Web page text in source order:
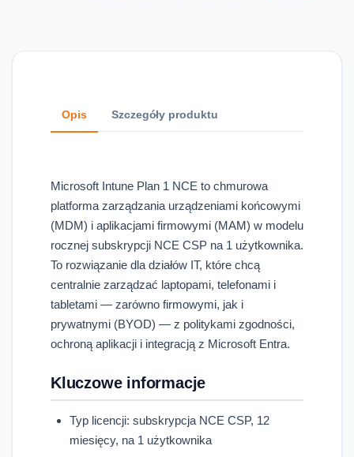
Opis Szczegóły produktu
Microsoft Intune Plan 1 NCE to chmurowa
platforma zarządzania urządzeniami końcowymi
(MDM) i aplikacjami firmowymi (MAM) w modelu
rocznej subskrypcji NCE CSP na 1 użytkownika.
To rozwiązanie dla działów IT, które chcą
centralnie zarządzać laptopami, telefonami i
tabletami — zarówno firmowymi, jak i
prywatnymi (BYOD) — z politykami zgodności,
ochroną aplikacji i integracją z Microsoft Entra.
Kluczowe informacje
Typ licencji: subskrypcja NCE CSP, 12
miesięcy, na 1 użytkownika